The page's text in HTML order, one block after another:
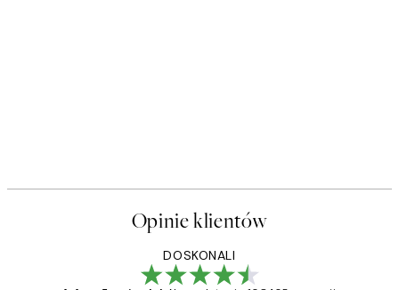
Opinie klientów
DOSKONALI